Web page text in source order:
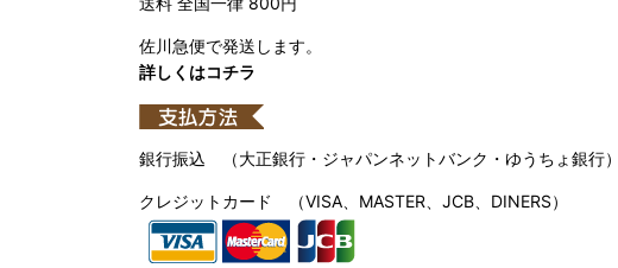
佐川急便で発送します。
詳しくはコチラ
銀行振込 （大正銀行・ジャパンネットバンク・ゆうちょ銀行）
クレジットカード （VISA、MASTER、JCB、DINERS）